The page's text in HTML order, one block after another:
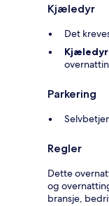
Kjæledyr
Det
Kjæledyr
Parkering
Regler
Dette
og
bransje,